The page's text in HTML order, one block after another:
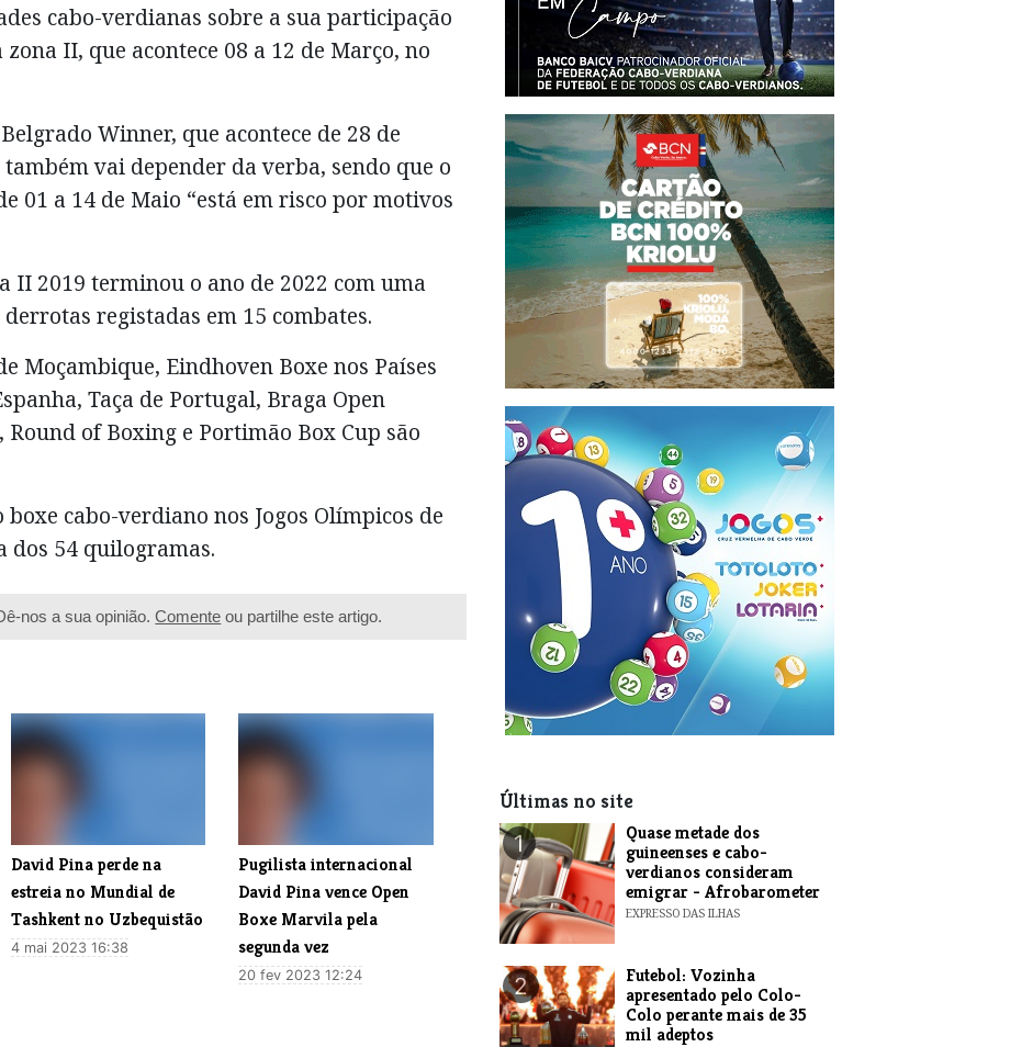
cabo-verdianas sobre a sua participação
II, que acontece 08 a 12 de Março, no
Winner, que acontece de 28 de
vai depender da verba, sendo que o
01 a 14 de Maio “está em risco por motivos
II 2019 terminou o ano de 2022 com uma
registadas em 15 combates.
Moçambique, Eindhoven Boxe nos Países
Taça de Portugal, Braga Open
of Boxing e Portimão Box Cup são
cabo-verdiano nos Jogos Olímpicos de
dos 54 quilogramas.
nos a sua opinião.Comente ou partilhe este artigo.
David Pina perde na
estreia no Mundial de
Tashkent no Uzbequistão
4 mai 2023 16:38
Pugilista internacional
David Pina vence Open
Boxe Marvila pela
segunda vez
20 fev 2023 12:24
Últimas no site
1
Quase metade dos
guineenses e cabo-
verdianos consideram
emigrar - Afrobarometer
EXPRESSO DAS ILHAS
2
Futebol: Vozinha
apresentado pelo Colo-
Colo perante mais de 35
mil adeptos